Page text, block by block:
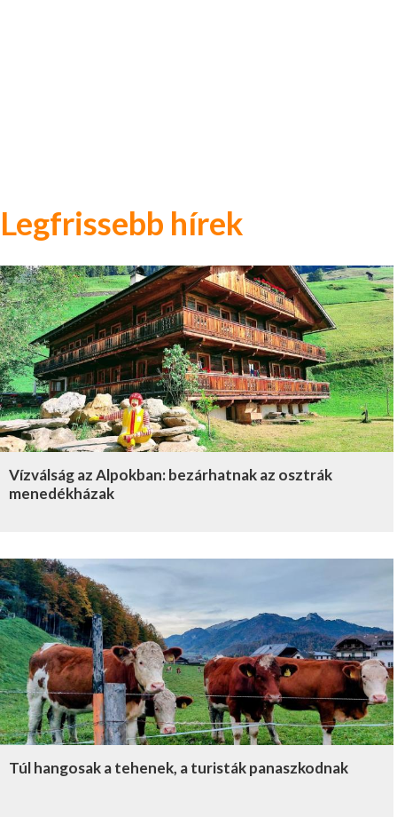
Legfrissebb hírek
Vízválság az Alpokban: bezárhatnak az osztrák
menedékházak
Túl hangosak a tehenek, a turisták panaszkodnak